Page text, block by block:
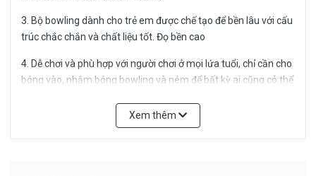
3. Bộ bowling dành cho trẻ em được chế tạo để bền lâu với cấu
trúc chắc chắn và chất liệu tốt. Đọ bền cao
4. Dễ chơi và phù hợp với người chơi ở mọi lứa tuổi, chỉ cần cho
bóng vào, nhắm bóng bowling và ném để bất kỳ ai cũng có thể
5. Phù hợp cho trẻ em và thanh thiếu niên, bộ bowling trẻ em
Xem thêm